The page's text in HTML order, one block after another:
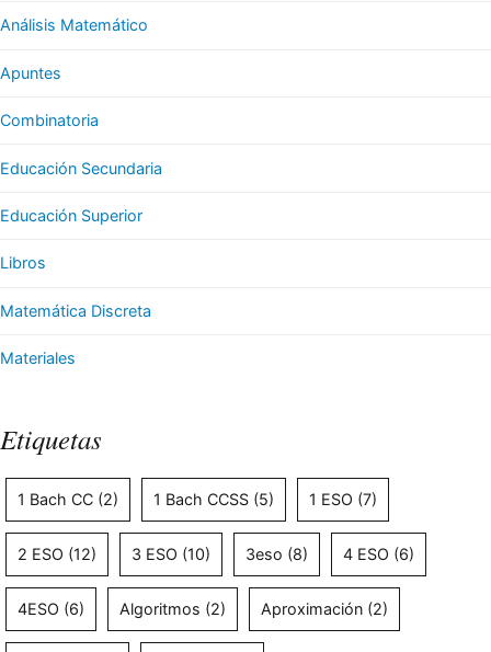
Análisis Matemático
Apuntes
Combinatoria
Educación Secundaria
Educación Superior
Libros
Matemática Discreta
Materiales
Etiquetas
1 Bach CC (2) 1 Bach CCSS (5) 1 ESO (7)
2 ESO (12) 3 ESO (10) 3eso (8) 4 ESO (6)
4ESO (6) Algoritmos (2) Aproximación (2)